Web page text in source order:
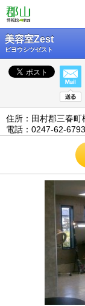
美容室Zest
ビヨウシツゼスト
住所：田村郡三春町
電話：0247-62-6793